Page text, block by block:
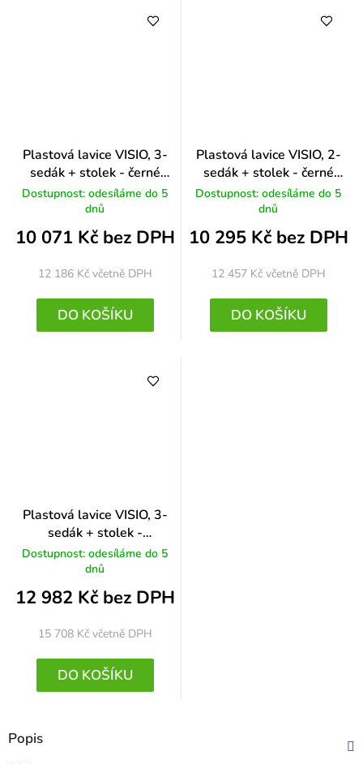
Plastová lavice VISIO, 3-
sedák + stolek - černé
nohy, černá
Dostupnost: odesíláme do 5
dnů
10 071 Kč bez DPH
12 186 Kč včetně DPH
DO KOŠÍKU
Plastová lavice VISIO, 2-
sedák + stolek - černé
nohy, červená
Dostupnost: odesíláme do 5
dnů
10 295 Kč bez DPH
12 457 Kč včetně DPH
DO KOŠÍKU
Plastová lavice VISIO, 3-
sedák + stolek -
chromované nohy, zelená
Dostupnost: odesíláme do 5
dnů
12 982 Kč bez DPH
15 708 Kč včetně DPH
DO KOŠÍKU
Popis